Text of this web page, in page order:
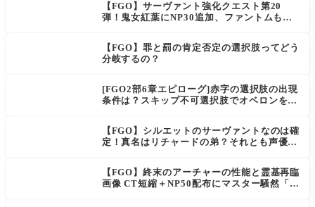
【FGO】サーヴァント強化クエスト第20
弾！鬼女紅葉にNP30追加、ファントムも大
【FGO】罪と罰の肯定否定の選択肢ってどう
分岐するの？
[FGO2部6章エピローグ]赤字の選択肢の出現
条件は？スキップ不可選択肢でオベロンを疑
上がり出てくる
【FGO】シルエットのサーヴァントなのは確
定！真名はリチャードの弟？それとも声優さ
【FGO】終末のアーチャーの性能と霊基再臨
画像 CT短縮＋NP50配布にマスター騒然「普